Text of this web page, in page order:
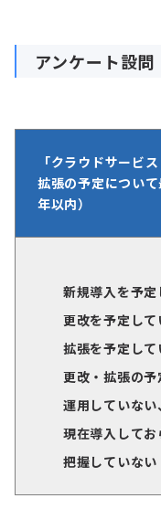
アンケート設問
「クラウドサービ
拡張の予定につい
年以内）
新規導入を予定
更改を予定して
拡張を予定して
更改・拡張の予
運用していな
現在導入して
把握していな